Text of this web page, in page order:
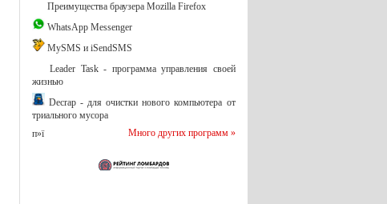
Преимущества браузера Mozilla Firefox
WhatsApp Messenger
MySMS и iSendSMS
Leader Task - программа управления своей
жизнью
Decrap - для очистки нового компьютера от
триального мусора
Много других программ »
п»ї